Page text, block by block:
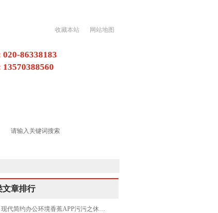
收藏本站 网站地图
020-86338183
13570388560
文章排行
现代简约办公环境香蕉APP污污之休闲区